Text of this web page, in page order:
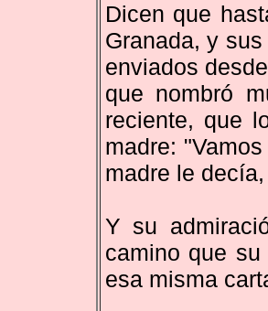
Dicen que
Granada, y
enviados
que nombró
reciente, que
madre:
madre le
Y su
camino que
esa misma